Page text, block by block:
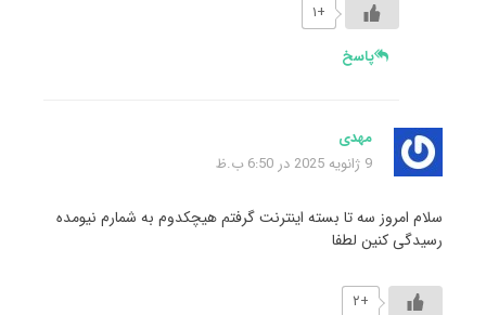
+۱
پاسخ
مهدی
9 ژانویه 2025 در 6:50 ب.ظ
سلام امروز سه تا بسته اینترنت گرفتم هیچکدوم به شمارم نیومده
رسیدگی کنین لطفا
+۲